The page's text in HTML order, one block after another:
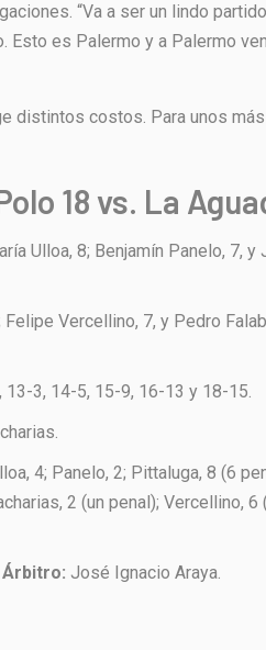
“Va a ser un lindo
es Palermo y a Palermo
distintos costos. Para unos
18 vs. La
Ulloa, 8; Benjamín Panelo, 7, y
Vercellino, 7, y Pedro
13-3, 14-5, 15-9, 16-13 y 18-15.
4; Panelo, 2; Pittaluga, 8 (6
2 (un penal); Vercellino, 6
Árbitro: José Ignacio Araya.